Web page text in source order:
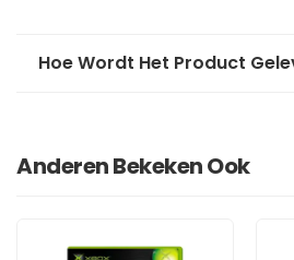
Hoe Wordt Het Product
Anderen Bekeken Ook